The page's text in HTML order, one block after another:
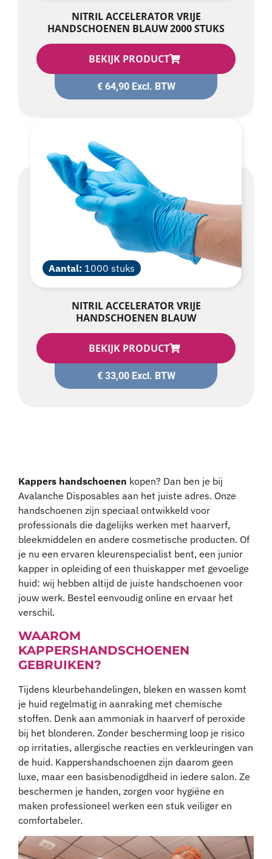
NITRIL ACCELERATOR VRIJE
HANDSCHOENEN BLAUW 2000 STUKS
BEKIJK PRODUCT
€64,90Excl. BTW
Aantal: 1000 stuks
NITRIL ACCELERATOR VRIJE
HANDSCHOENEN BLAUW
BEKIJK PRODUCT
€33,00Excl. BTW
Kappers handschoenen kopen? Dan ben je bij
Avalanche Disposables aan het juiste adres. Onze
handschoenen zijn speciaal ontwikkeld voor
professionals die dagelijks werken met haarverf,
bleekmiddelen en andere cosmetische producten. Of
je nu een ervaren kleurenspecialist bent, een junior
kapper in opleiding of een thuiskapper met gevoelige
huid: wij hebben altijd de juiste handschoenen voor
jouw werk. Bestel eenvoudig online en ervaar het
verschil.
WAAROM
KAPPERSHANDSCHOENEN
GEBRUIKEN?
Tijdens kleurbehandelingen, bleken en wassen komt
je huid regelmatig in aanraking met chemische
stoffen. Denk aan ammoniak in haarverf of peroxide
bij het blonderen. Zonder bescherming loop je risico
op irritaties, allergische reacties en verkleuringen van
de huid. Kappershandschoenen zijn daarom geen
luxe, maar een basisbenodigdheid in iedere salon. Ze
beschermen je handen, zorgen voor hygiëne en
maken professioneel werken een stuk veiliger en
comfortabeler.